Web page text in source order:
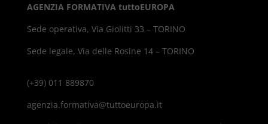
AGENZIA FORMATIVA tuttoEUROPA
Sede operativa, Via Giolitti 33 – TORINO
Sede legale, Via delle Rosine 14 – TORINO
(+39) 011 889870
agenzia.formativa@tuttoeuropa.it